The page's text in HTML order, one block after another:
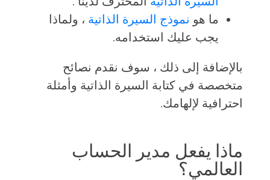
ما هو نموذج السيرة الذاتية ، ولماذا
يجب عليك استخدامه.
بالإضافة إلى ذلك ، سوف نقدم نصائح
متخصصة في كتابة السيرة الذاتية وأمثلة
احترافية لإلهامك.
ماذا يفعل مدير الحساب
العالمي؟